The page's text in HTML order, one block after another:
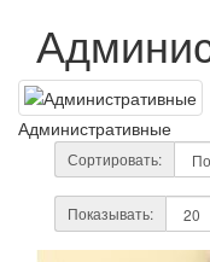
Административные
Сортировать:
Показывать: